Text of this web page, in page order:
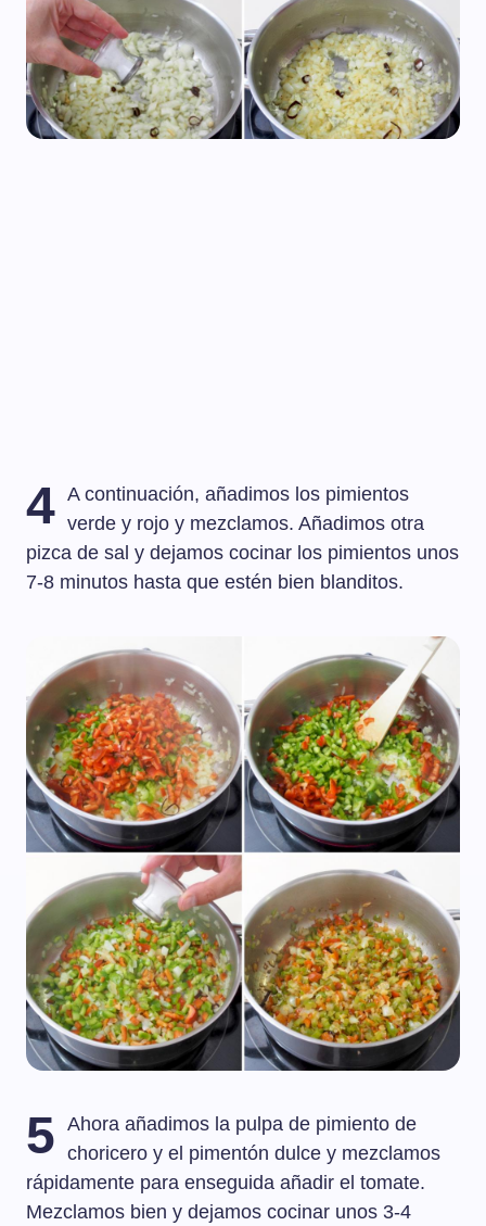
4 A continuación, añadimos los pimientos
verde y rojo y mezclamos. Añadimos otra
pizca de sal y dejamos cocinar los pimientos unos
7-8 minutos hasta que estén bien blanditos.
5
Ahora añadimos la pulpa de pimiento de
choricero y el pimentón dulce y mezclamos
rápidamente para enseguida añadir el tomate.
Mezclamos bien y dejamos cocinar unos 3-4